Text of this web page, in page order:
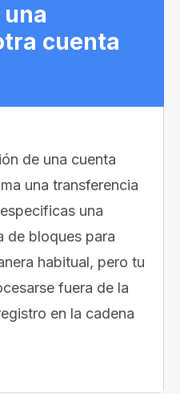
cuenta
de una cuenta
una transferencia
una
de bloques para
habitual, pero tu
fuera de la
en la cadena